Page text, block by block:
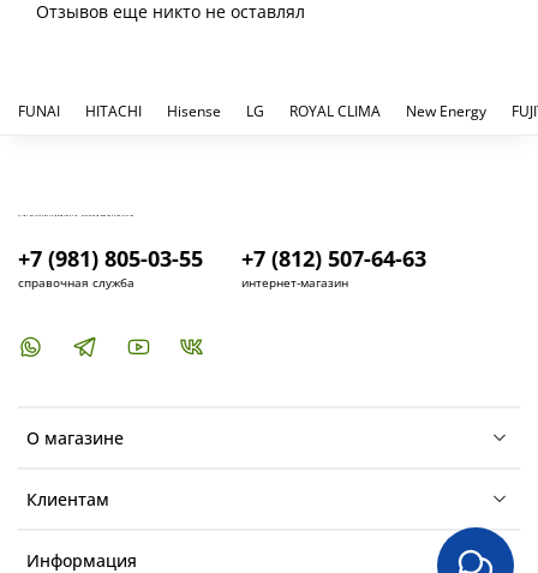
Отзывов еще никто не оставлял
FUNAI HITACHI Hisense LG ROYAL CLIMA New Energy
О магазине
Клиентам
Информация
+7 (981) 805-03-55
справочная служба
+7 (812) 507-64-63
интернет-магазин